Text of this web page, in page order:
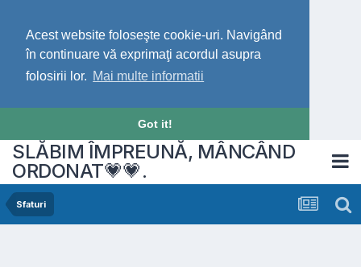
Acest website foloseşte cookie-uri. Navigând
în continuare vă exprimaţi acordul asupra
folosirii lor. Mai multe informatii
Got it!
SLĂBIM ÎMPREUNĂ, MÂNCÂND
ORDONAT💗💗.
Sfaturi